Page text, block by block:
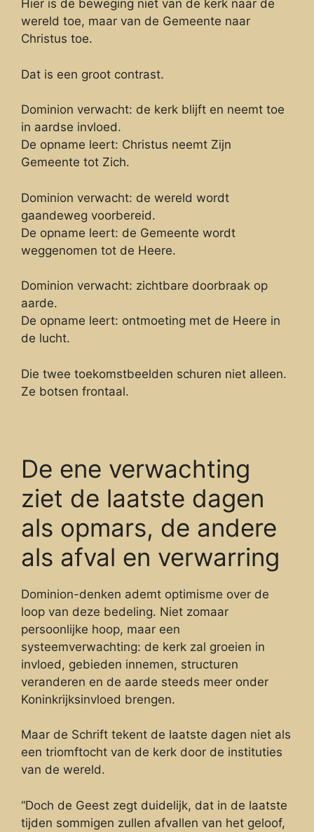
Hier is de beweging niet van de kerk naar de
wereld toe, maar van de Gemeente naar
Christus toe.
Dat is een groot contrast.
Dominion verwacht: de kerk blijft en neemt toe
in aardse invloed.
De opname leert: Christus neemt Zijn
Gemeente tot Zich.
Dominion verwacht: de wereld wordt
gaandeweg voorbereid.
De opname leert: de Gemeente wordt
weggenomen tot de Heere.
Dominion verwacht: zichtbare doorbraak op
aarde.
De opname leert: ontmoeting met de Heere in
de lucht.
Die twee toekomstbeelden schuren niet alleen.
Ze botsen frontaal.
De ene verwachting
ziet de laatste dagen
als opmars, de andere
als afval en verwarring
Dominion-denken ademt optimisme over de
loop van deze bedeling. Niet zomaar
persoonlijke hoop, maar een
systeemverwachting: de kerk zal groeien in
invloed, gebieden innemen, structuren
veranderen en de aarde steeds meer onder
Koninkrijksinvloed brengen.
Maar de Schrift tekent de laatste dagen niet als
een triomftocht van de kerk door de instituties
van de wereld.
“Doch de Geest zegt duidelijk, dat in de laatste
tijden sommigen zullen afvallen van het geloof,